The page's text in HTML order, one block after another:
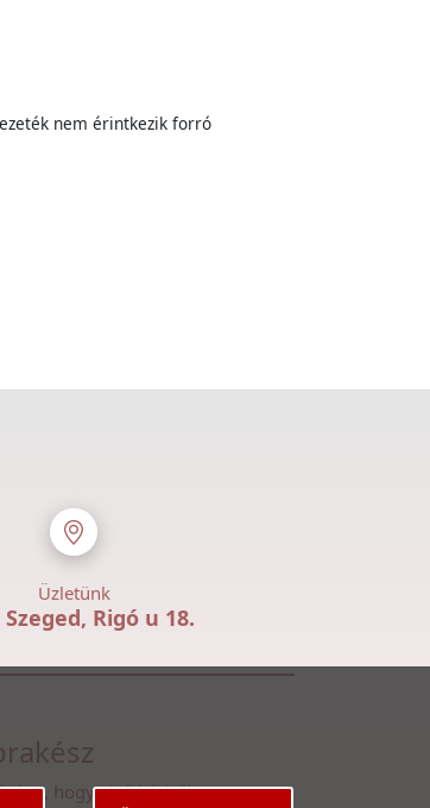
nem érintkezik forró
Üzletünk
Szeged, Rigó u 18.
hogy első kézből